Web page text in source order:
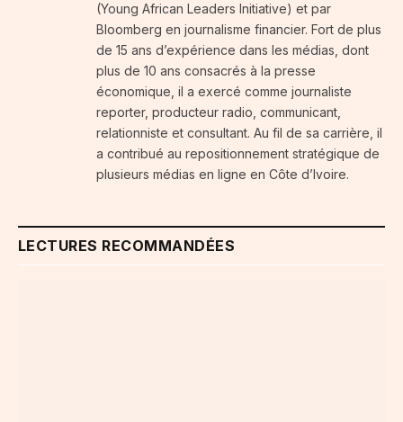
(Young African Leaders Initiative) et par
Bloomberg en journalisme financier. Fort de plus
de 15 ans d’expérience dans les médias, dont
plus de 10 ans consacrés à la presse
économique, il a exercé comme journaliste
reporter, producteur radio, communicant,
relationniste et consultant. Au fil de sa carrière, il
a contribué au repositionnement stratégique de
plusieurs médias en ligne en Côte d’Ivoire.
LECTURES RECOMMANDÉES